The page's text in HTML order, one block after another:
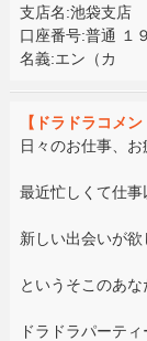
支店名:池袋支店
口座番号:普通 １
名義:エン（カ
【ドラドラコメン
日々のお仕事、お
最近忙しくて仕事
新しい出会いが欲
というそこのあな
ドラドラパーテ